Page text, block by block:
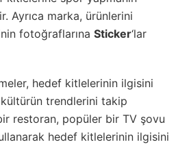
Ayrıca marka, ürünlerini
fotoğraflarına Sticker‘lar
hedef kitlelerinin ilgisini
trendlerini takip
restoran, popüler bir TV şovu
hedef kitlelerinin ilgisini